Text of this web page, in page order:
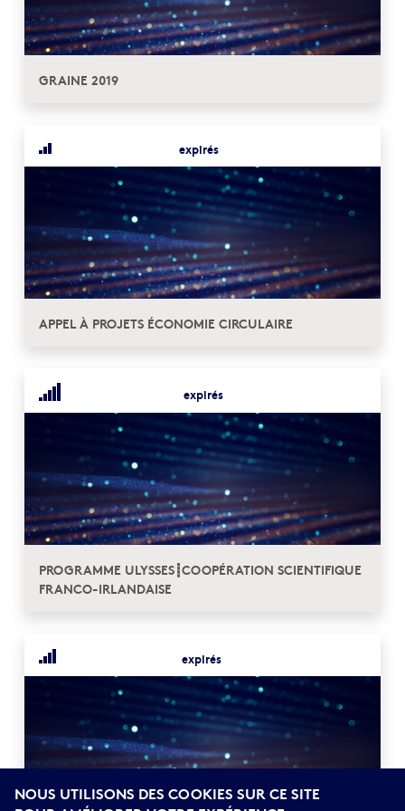
GRAINE 2019
expirés
APPEL À PROJETS ÉCONOMIE CIRCULAIRE
expirés
PROGRAMME ULYSSES┋COOPÉRATION SCIENTIFIQUE
FRANCO-IRLANDAISE
expirés
NOUS UTILISONS DES COOKIES SUR CE SITE